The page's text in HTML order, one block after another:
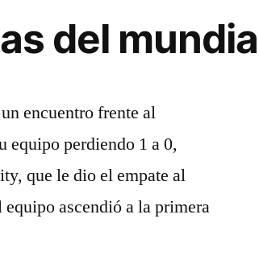
del
encuentro frente al
equipo perdiendo 1 a 0,
que le dio el empate al
ascendió a la primera